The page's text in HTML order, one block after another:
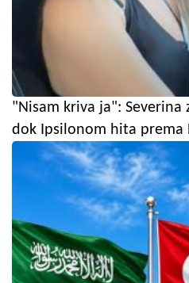
"Nisam kriva ja":
dok Ipsilonom hita prema